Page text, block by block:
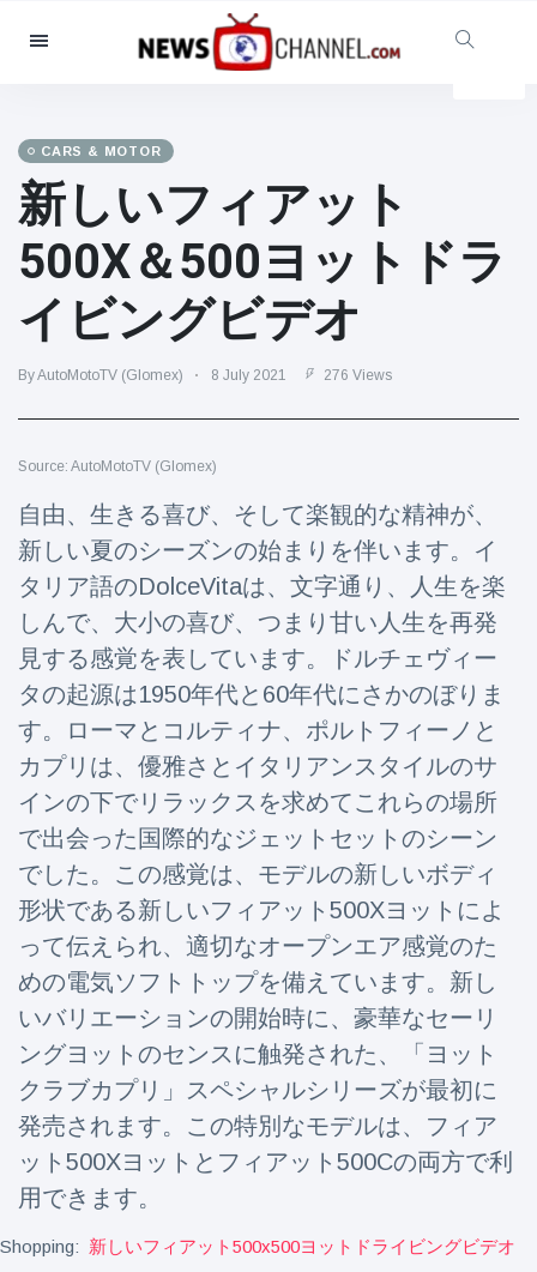
Categories
Social & Fun
Cinema & TV
(81)
Sport
(237)
Celebrities
(13938)
Fashion & Beauty
(122)
Food & Drink
Lifestyle & Docutainment
Health & Fitness
(73)
Travel & Adventure
(77)
Latest News
Magician's
handcuff
'escape' has
audience in
stitches
16 July 179 Views
Conservationists
celebrate birth
of first lowland
tapir in UK zoo in
14 years
16 July 169 Views
Florida man
arrested after
launching
fireworks from
moving car
16 July 153 Views
CARS & MOTOR
新しいフィアット
500X＆500ヨットドラ
イビングビデオ
By AutoMotoTV (Glomex) 8 July 2021 276 Views
Source: AutoMotoTV (Glomex)
自由、生きる喜び、そして楽観的な精神が、
新しい夏のシーズンの始まりを伴います。イ
タリア語のDolceVitaは、文字通り、人生を楽
しんで、大小の喜び、つまり甘い人生を再発
見する感覚を表しています。ドルチェヴィー
タの起源は1950年代と60年代にさかのぼりま
す。ローマとコルティナ、ポルトフィーノと
カプリは、優雅さとイタリアンスタイルのサ
インの下でリラックスを求めてこれらの場所
で出会った国際的なジェットセットのシーン
でした。この感覚は、モデルの新しいボディ
形状である新しいフィアット500Xヨットによ
って伝えられ、適切なオープンエア感覚のた
めの電気ソフトトップを備えています。新し
いバリエーションの開始時に、豪華なセーリ
ングヨットのセンスに触発された、「ヨット
クラブカプリ」スペシャルシリーズが最初に
発売されます。この特別なモデルは、フィア
ット500Xヨットとフィアット500Cの両方で利
用できます。
Shopping: 新しいフィアット500x500ヨットドライビングビデオ